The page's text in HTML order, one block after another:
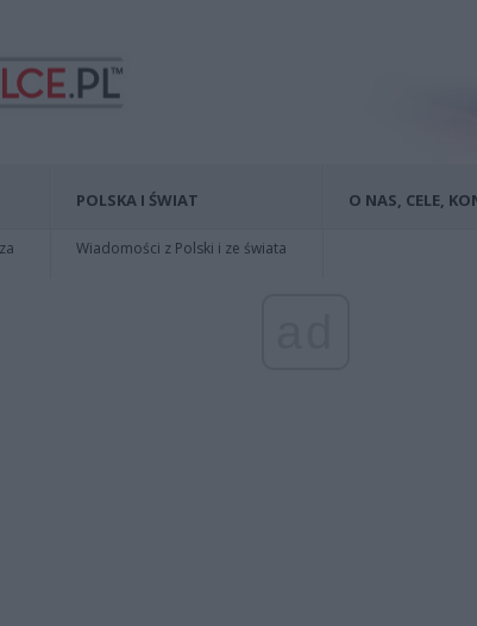
POLSKA I ŚWIAT
Wiadomości z Polski i ze świata
O NAS, CELE,